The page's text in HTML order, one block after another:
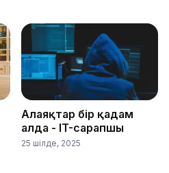
Алаяқтар бір қадам
алда - IT-сарапшы
25 шілде, 2025